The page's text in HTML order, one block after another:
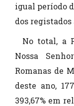
igual período
dos registados
No total, a
Nossa
Romanas de
deste ano,
393,67% em